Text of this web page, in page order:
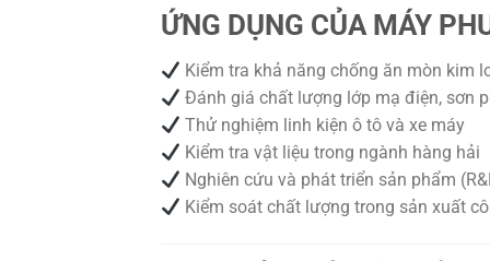
ỨNG DỤNG CỦA MÁY
Kiểm tra khả năng chống ăn mòn kim
Đánh giá chất lượng lớp mạ điện, sơn
Thử nghiệm linh kiện ô tô và xe máy
Kiểm tra vật liệu trong ngành hàng hải
Nghiên cứu và phát triển sản phẩm
Kiểm soát chất lượng trong sản xuất